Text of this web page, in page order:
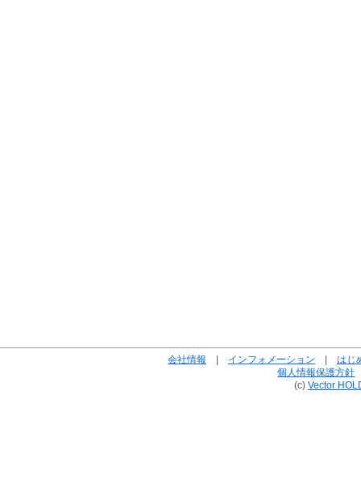
会社情報 インフォメーション
はじ
個人情報保護方針
(c) Vector